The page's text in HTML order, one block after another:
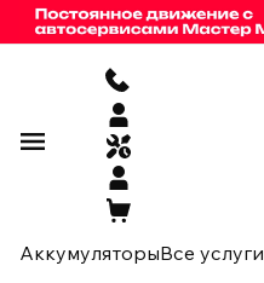
АккумуляторыВсе услуги